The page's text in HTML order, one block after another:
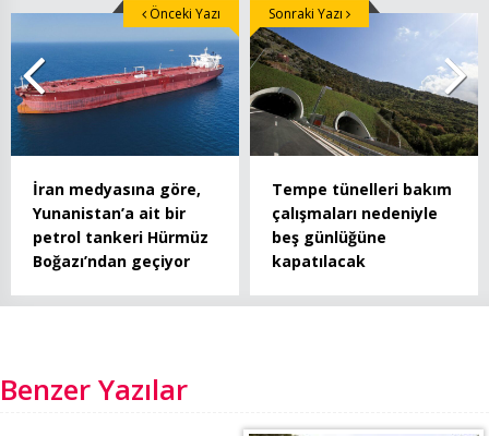
İran medyasına göre,
Yunanistan’a ait bir
petrol tankeri Hürmüz
Boğazı’ndan geçiyor
Önceki Yazı
Tempe tünelleri bakım
çalışmaları nedeniyle
beş günlüğüne
kapatılacak
Sonraki Yazı
Benzer Yazılar